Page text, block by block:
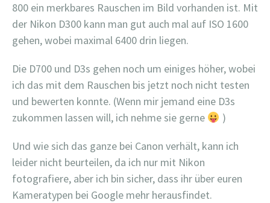
800 ein merkbares Rauschen im Bild vorhanden ist. Mit
der Nikon D300 kann man gut auch mal auf ISO 1600
gehen, wobei maximal 6400 drin liegen.
Die D700 und D3s gehen noch um einiges höher, wobei
ich das mit dem Rauschen bis jetzt noch nicht testen
und bewerten konnte. (Wenn mir jemand eine D3s
zukommen lassen will, ich nehme sie gerne
)
Und wie sich das ganze bei Canon verhält, kann ich
leider nicht beurteilen, da ich nur mit Nikon
fotografiere, aber ich bin sicher, dass ihr über euren
Kameratypen bei Google mehr herausfindet.